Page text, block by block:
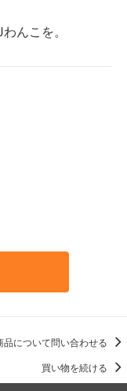
んこを。
品について問い合わせる
買い物を続ける